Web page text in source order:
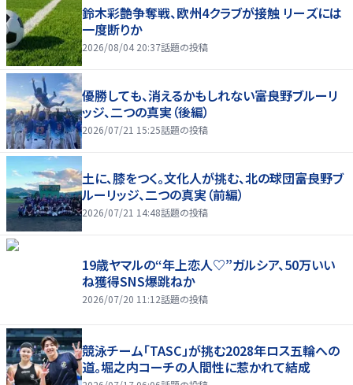
鈴木彩艶争奪戦、欧州4クラブが接触 リーズには
一度断りか
2026/08/04 20:37話題の投稿
優勝しても、消えるかもしれない――富良野ブルーリ
ッジ、二つの真実（後編）
2026/07/21 15:25話題の投稿
土に、膝をつく。文化人が挑む、北の球団――富良野ブ
ルーリッジ、二つの真実（前編）
2026/07/21 14:48話題の投稿
19歳ヤマルの“年上恋人♡”ガルシア、50万いい
ね獲得SNS爆跳ねか
2026/07/20 11:12話題の投稿
競泳チーム「TASC」が挑む2028年ロス五輪への
道。堀之内コーチの人間性に惹かれて結成